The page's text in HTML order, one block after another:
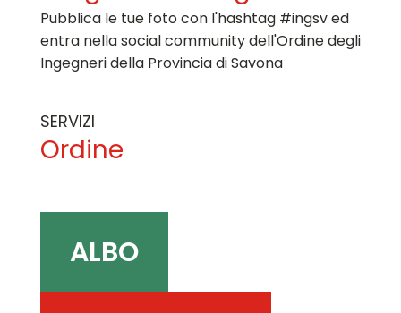
Pubblica le tue foto con l'hashtag #ingsv ed
entra nella social community dell'Ordine degli
Ingegneri della Provincia di Savona
SERVIZI
Ordine
ALBO